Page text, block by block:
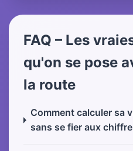
FAQ – Les
qu'on se pose
la route
Comment calculer sa
sans se fier aux